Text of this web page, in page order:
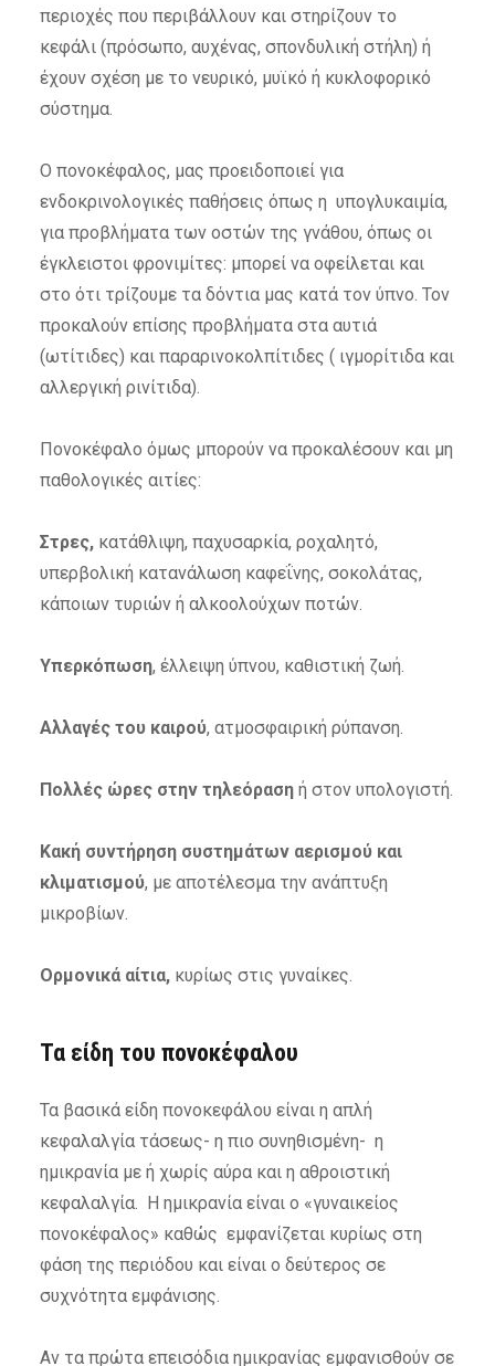
περιοχές που περιβάλλουν και στηρίζουν το
κεφάλι (πρόσωπο, αυχένας, σπονδυλική στήλη) ή
έχουν σχέση με το νευρικό, μυϊκό ή κυκλοφορικό
σύστημα.
Ο πονοκέφαλος, μας προειδοποιεί για
ενδοκρινολογικές παθήσεις όπως η υπογλυκαιμία,
για προβλήματα των οστών της γνάθου, όπως οι
έγκλειστοι φρονιμίτες: μπορεί να οφείλεται και
στο ότι τρίζουμε τα δόντια μας κατά τον ύπνο. Τον
προκαλούν επίσης προβλήματα στα αυτιά
(ωτίτιδες) και παραρινοκολπίτιδες ( ιγμορίτιδα και
αλλεργική ρινίτιδα).
Πονοκέφαλο όμως μπορούν να προκαλέσουν και μη
παθολογικές αιτίες:
Στρες,κατάθλιψη, παχυσαρκία, ροχαλητό,
υπερβολική κατανάλωση καφεΐνης, σοκολάτας,
κάποιων τυριών ή αλκοολούχων ποτών.
Υπερκόπωση, έλλειψη ύπνου, καθιστική ζωή.
Αλλαγές του καιρού, ατμοσφαιρική ρύπανση.
Πολλές ώρες στην τηλεόρασηή στον υπολογιστή.
Κακή συντήρηση συστημάτων αερισμού και
κλιματισμού, με αποτέλεσμα την ανάπτυξη
μικροβίων.
Ορμονικά αίτια,κυρίως στις γυναίκες.
Τα είδη του πονοκέφαλου
Τα βασικά είδη πονοκεφάλου είναι η απλή
κεφαλαλγία τάσεως- η πιο συνηθισμένη- η
ημικρανία με ή χωρίς αύρα και η αθροιστική
κεφαλαλγία. Η ημικρανία είναι ο «γυναικείος
πονοκέφαλος» καθώς εμφανίζεται κυρίως στη
φάση της περιόδου και είναι ο δεύτερος σε
συχνότητα εμφάνισης.
Αν τα πρώτα επεισόδια ημικρανίας εμφανισθούν σε